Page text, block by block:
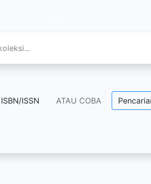
ISBN/ISSN ATAU COBA